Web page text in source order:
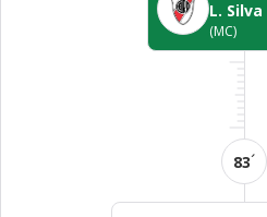
L. Silva
(MC)
83´